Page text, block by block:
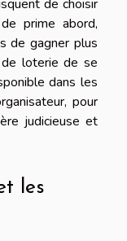
de choisir
prime abord,
de gagner plus
loterie de se
dans les
pour
judicieuse et
les